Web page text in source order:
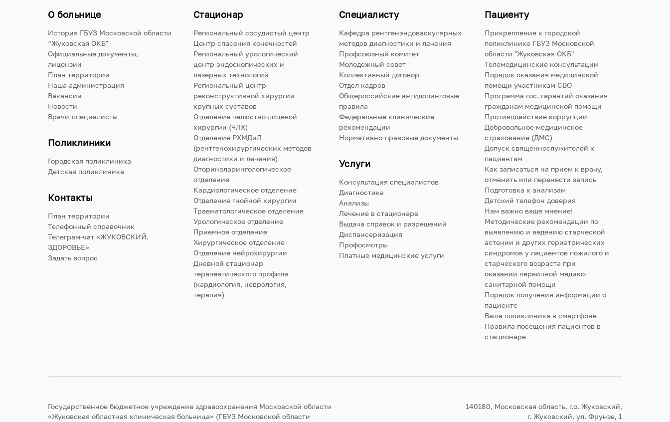
О больнице
История ГБУЗ Московской области
“Жуковская ОКБ”
Официальные документы,
лицензии
План территории
Наша администрация
Вакансии
Новости
Врачи-специалисты
Поликлиники
Городская поликлиника
Детская поликлиника
Контакты
План территории
Телефонный справочник
Телеграм-чат «ЖУКОВСКИЙ.
ЗДОРОВЬЕ»
Задать вопрос
Стационар
Региональный сосудистый центр
Центр спасения конечностей
Региональный урологический
центр эндоскопических и
лазерных технологий
Региональный центр
реконструктивной хирургии
крупных суставов
Отделение челюстно-лицевой
хирургии (ЧЛХ)
Отделение РХМДиЛ
(рентгенохирургических методов
диагностики и лечения)
Оториноларингологическое
отделение
Кардиологическое отделение
Отделение гнойной хирургии
Травматологическое отделение
Урологическое отделение
Приемное отделение
Хирургическое отделение
Отделение нейрохирургии
Дневной стационар
терапевтического профиля
(кардиология, неврология,
терапия)
Специалисту
Кафедра рентгенэндоваскулярных
методов диагностики и лечения
Профсоюзный комитет
Молодежный совет
Коллективный договор
Отдел кадров
Общероссийские антидопинговые
правила
Федеральные клинические
рекомендации
Нормативно-правовые документы
Услуги
Консультация специалистов
Диагностика
Анализы
Лечение в стационаре
Выдача справок и разрешений
Диспансеризация
Профосмотры
Платные медицинские услуги
Пациенту
Прикрепление к городской
поликлинике ГБУЗ Московской
области "Жуковская ОКБ"
Телемедицинские консультации
Порядок оказания медицинской
помощи участникам СВО
Программа гос. гарантий оказания
гражданам медицинской помощи
Противодействие коррупции
Добровольное медицинское
страхование (ДМС)
Допуск священнослужителей к
пациентам
Как записаться на прием к врачу,
отменить или перенести запись
Подготовка к анализам
Детский телефон доверия
Нам важно ваше мнение!
Методические рекомендации по
выявлению и ведению старческой
астении и других гериатрических
синдромов у пациентов пожилого и
старческого возраста при
оказании первичной медико-
санитарной помощи
Порядок получения информации о
пациенте
Ваша поликлиника в смартфоне
Правила посещения пациентов в
стационаре
Государственное бюджетное учреждение здравоохранения Московской области
«Жуковская областная клиническая больница» (ГБУЗ Московской области
140180, Московская область, г.о. Жуковский,
г. Жуковский, ул. Фрунзе, 1